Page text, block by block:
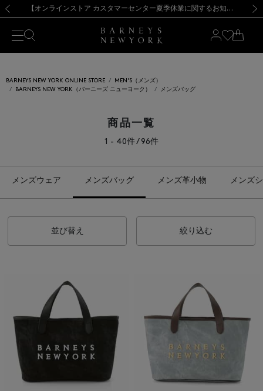
新規登録のお客様も対象！＜MY BARNEYS＞会員のお客様は11,000円（税込）以上のお買上げで常時送料無料！お買い物の際は会員登録を！
【夏季休業に伴う出荷一時停止のお知らせ】(2026.8.7) 【オンラインストア カスタマーセンター夏季休業に関するお知らせ】（2026.8.7）
【夏季休業に伴う返品・交換承り一時停止のお知らせ】（2026.8.5）
熊本県を中心とした地震の影響によるお荷物のお届けについて
【開催中】SUMMER SALEのご案内・ご注意事項 新規登録のお客様も対象！＜MY BARNEYS＞会員のお客様は11,000円（税込）以上のお買上げで常時送料無料！お買い物の際は会員登録を！
【夏季休業に伴う出荷一時停止のお知らせ】(2026.8.7)
BARNEYS NEW YORK ONLINE STORE
MEN'S（メンズ）
BARNEYS NEW YORK（バーニーズ ニューヨーク）
メンズバッグ
商品一覧
1 - 40件 / 96件
メンズウェア メンズバッグ メンズ革小物 メンズ
並び替え 絞り込む